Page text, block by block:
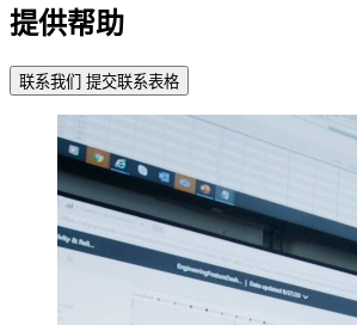
提供帮助
联系我们 提交联系表格